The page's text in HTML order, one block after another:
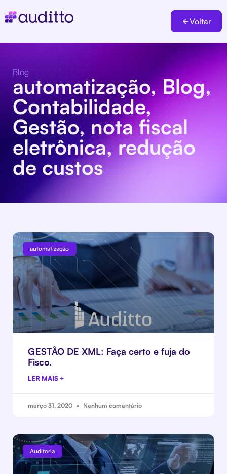
Voltar
Blog
automatização,Blog,
Contabilidade,
Gestão,nota fiscal
eletrônica,redução
de custos
automatização
GESTÃO DE XML: Faça certo e fuja do
Fisco.
LER MAIS +
março 31, 2020 Nenhum comentário
Auditoria